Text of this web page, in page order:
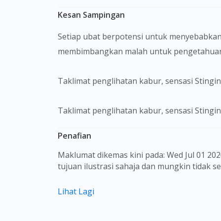
Kesan Sampingan
Setiap ubat berpotensi untuk
membimbangkan malah untuk
Taklimat penglihatan kabur, sensasi
Taklimat penglihatan kabur, sensasi
Penafian
Maklumat dikemas kini pada: Wed Jul 01 2026 08:24:50 GMT+0000 (Coordinated Universal Time) Gambar barangan yang ditunjukkan hanya untuk
tujuan ilustrasi sahaja dan mungkin tidak
Kandungan laman web ini adalah
Lihat Lagi